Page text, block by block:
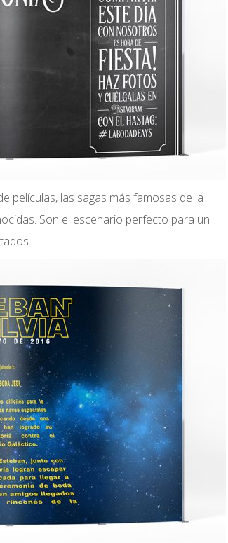
películas, las sagas más famosas de la
Son el escenario perfecto para un